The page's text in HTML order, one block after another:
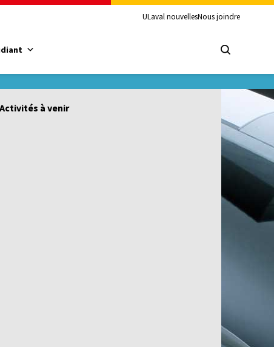
ULaval nouvellesNous joindre
Activités à venir